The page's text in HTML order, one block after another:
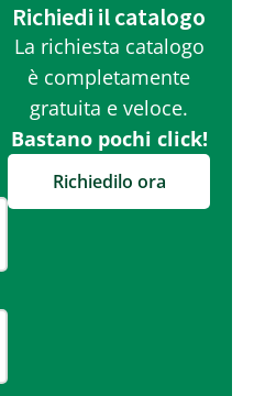
Richiedi il catalogo
La richiesta catalogo
è completamente
gratuita e veloce.
Bastano pochi click!
Richiedilo ora